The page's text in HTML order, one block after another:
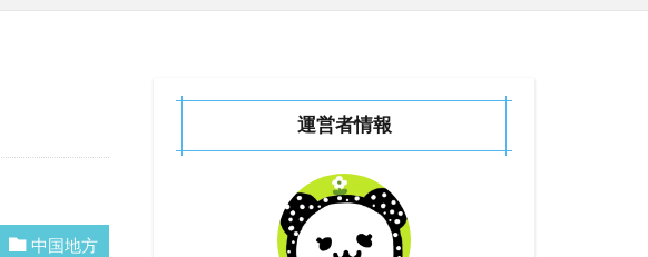
中国地方
運営者情報